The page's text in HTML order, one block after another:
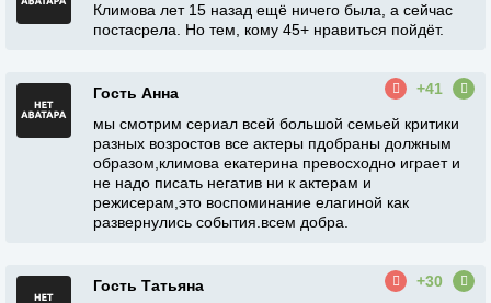
Климова лет 15 назад ещё ничего была, а сейчас
постасрела. Но тем, кому 45+ нравиться пойдёт.
Гость Анна
+41
мы смотрим сериал всей большой семьей критики
разных возростов все актеры пдобраны должным
образом,климова екатерина превосходно играет и
не надо писать негатив ни к актерам и
режисерам,это воспоминание елагиной как
развернулись события.всем добра.
Гость Татьяна
+30